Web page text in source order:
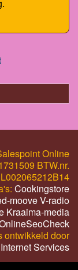
Online
BTW.nr.
Cookingstore
mooveV-radio
Kraaima-media
ontwikkeld door
Services